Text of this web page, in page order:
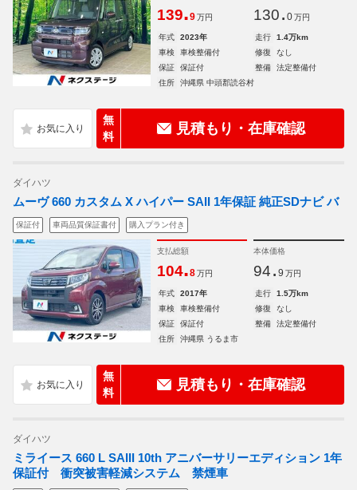
139.9 万円 130. 0 万円
年式 2023年 走行
1.4万km
車検
車検整備付 修復
なし
保証
保証付 整備
法定整備付
住所
沖縄県 中頭郡読谷村
無
料
見積もり・在庫確認
ダイハツ
ムーヴ 660 カスタム X ハイパー SAII 1年保証 純正SDナビ バ
保証付 車両品質保証書付 購入プラン付き
支払総額
104.8 万円
本体価格
94. 9 万円
年式 2017年 走行
1.5万km
車検
車検整備付 修復
なし
保証
保証付 整備
法定整備付
住所
沖縄県 うるま市
無
料
見積もり・在庫確認
ダイハツ
ミライース 660 L SAIII 10th アニバーサリーエディション 1年
保証付 衝突被害軽減システム 禁煙車